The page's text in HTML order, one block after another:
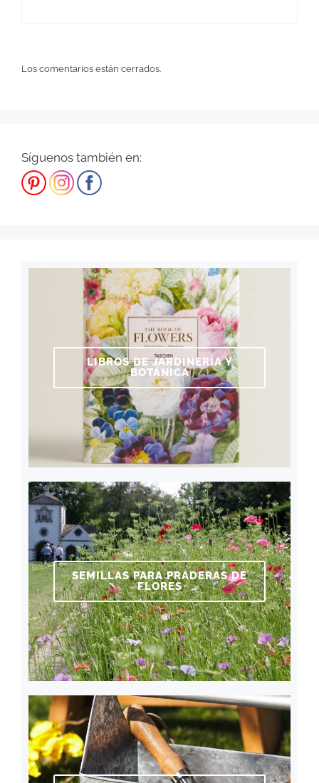
Los comentarios están cerrados.
Síguenos también en:
LIBROS DE JARDINERÍA Y
BOTÁNICA
SEMILLAS PARA PRADERAS DE
FLORES